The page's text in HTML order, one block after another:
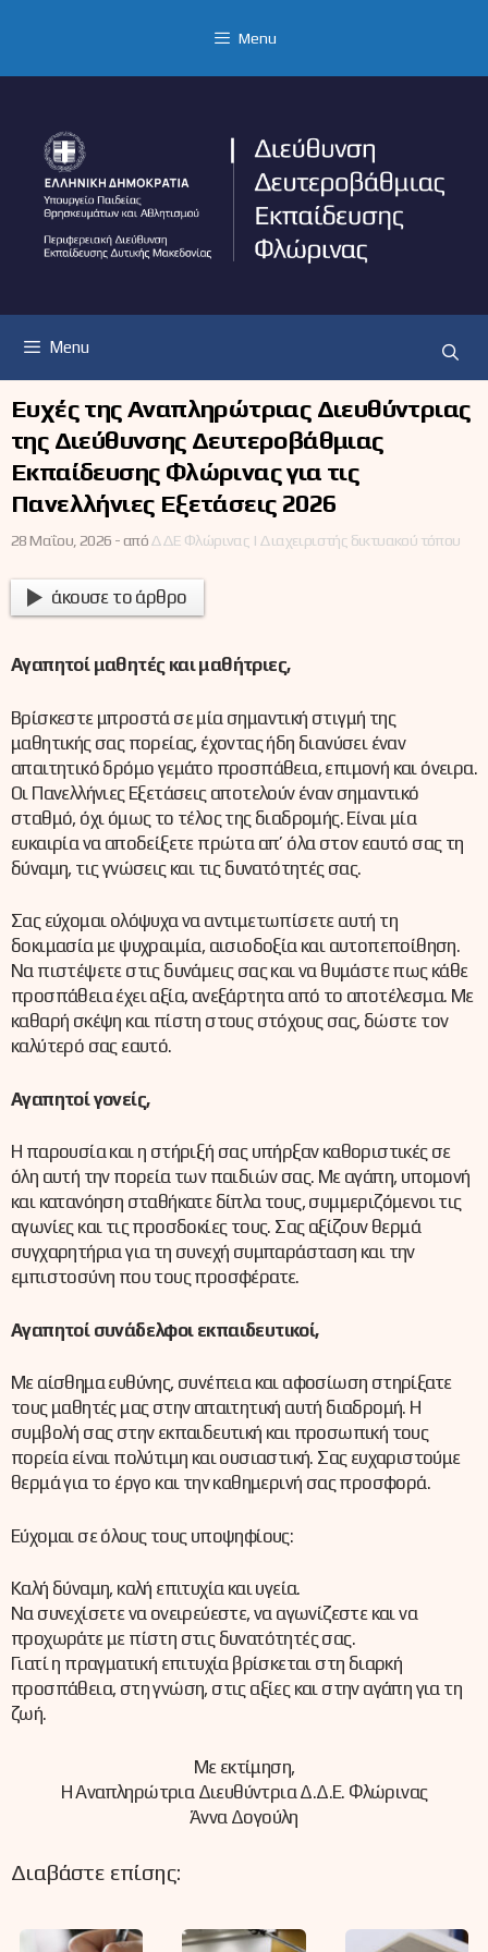
Menu
Menu
Ευχές της Αναπληρώτριας Διευθύντριας
της Διεύθυνσης Δευτεροβάθμιας
Εκπαίδευσης Φλώρινας για τις
Πανελλήνιες Εξετάσεις 2026
28 Μαΐου, 2026 -απόΔΔΕ Φλώρινας | Διαχειριστής δικτυακού τόπου
άκουσε το άρθρο
Αγαπητοί μαθητές και μαθήτριες,
Βρίσκεστε μπροστά σε μία σημαντική στιγμή της
μαθητικής σας πορείας, έχοντας ήδη διανύσει έναν
απαιτητικό δρόμο γεμάτο προσπάθεια, επιμονή και όνειρα.
Οι Πανελλήνιες Εξετάσεις αποτελούν έναν σημαντικό
σταθμό, όχι όμως το τέλος της διαδρομής. Είναι μία
ευκαιρία να αποδείξετε πρώτα απ’ όλα στον εαυτό σας τη
δύναμη, τις γνώσεις και τις δυνατότητές σας.
Σας εύχομαι ολόψυχα να αντιμετωπίσετε αυτή τη
δοκιμασία με ψυχραιμία, αισιοδοξία και αυτοπεποίθηση.
Να πιστέψετε στις δυνάμεις σας και να θυμάστε πως κάθε
προσπάθεια έχει αξία, ανεξάρτητα από το αποτέλεσμα. Με
καθαρή σκέψη και πίστη στους στόχους σας, δώστε τον
καλύτερό σας εαυτό.
Αγαπητοί γονείς,
Η παρουσία και η στήριξή σας υπήρξαν καθοριστικές σε
όλη αυτή την πορεία των παιδιών σας. Με αγάπη, υπομονή
και κατανόηση σταθήκατε δίπλα τους, συμμεριζόμενοι τις
αγωνίες και τις προσδοκίες τους. Σας αξίζουν θερμά
συγχαρητήρια για τη συνεχή συμπαράσταση και την
εμπιστοσύνη που τους προσφέρατε.
Αγαπητοί συνάδελφοι εκπαιδευτικοί,
Με αίσθημα ευθύνης, συνέπεια και αφοσίωση στηρίξατε
τους μαθητές μας στην απαιτητική αυτή διαδρομή. Η
συμβολή σας στην εκπαιδευτική και προσωπική τους
πορεία είναι πολύτιμη και ουσιαστική. Σας ευχαριστούμε
θερμά για το έργο και την καθημερινή σας προσφορά.
Εύχομαι σε όλους τους υποψηφίους:
Καλή δύναμη, καλή επιτυχία και υγεία.
Να συνεχίσετε να ονειρεύεστε, να αγωνίζεστε και να
προχωράτε με πίστη στις δυνατότητές σας.
Γιατί η πραγματική επιτυχία βρίσκεται στη διαρκή
προσπάθεια, στη γνώση, στις αξίες και στην αγάπη για τη
ζωή.
Με εκτίμηση,
Η Αναπληρώτρια Διευθύντρια Δ.Δ.Ε. Φλώρινας
Άννα Δογούλη
Διαβάστε επίσης: